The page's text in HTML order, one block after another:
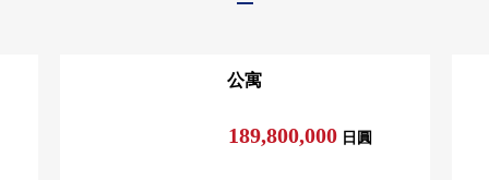
公寓
189,800,000 日圓